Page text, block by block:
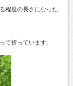
程度の長さになった
て折っています。